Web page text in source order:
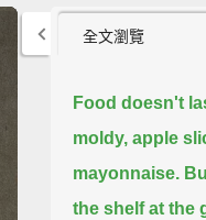
全文瀏覽
Food doesn't
moldy, apple
mayonnaise.
the shelf at the